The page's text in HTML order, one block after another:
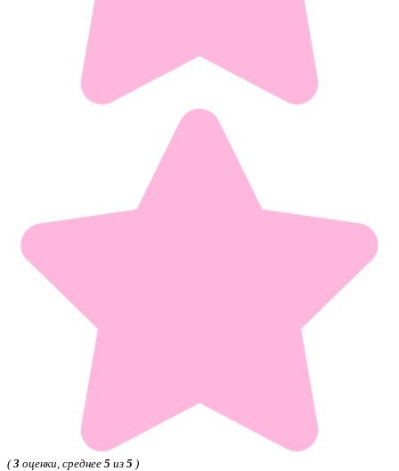
(3 оценки, среднее 5 из 5 )